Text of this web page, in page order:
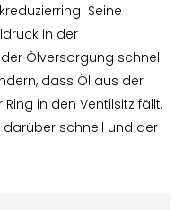
Seine
in der
Ölversorgung schnell
dass Öl aus der
in den Ventilsitz fällt,
schnell und der